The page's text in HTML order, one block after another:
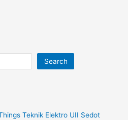
Search
Teknik Elektro UII Sedot